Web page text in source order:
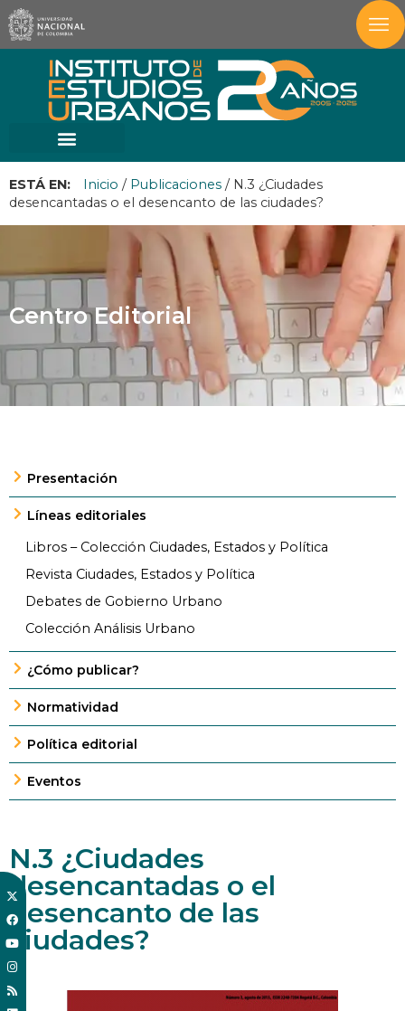
ESTÁ EN: Inicio / Publicaciones / N.3 ¿Ciudades
desencantadas o el desencanto de las ciudades?
Centro Editorial
Presentación
Líneas editoriales
Libros – Colección Ciudades, Estados y Política
Revista Ciudades, Estados y Política
Debates de Gobierno Urbano
Colección Análisis Urbano
¿Cómo publicar?
Normatividad
Política editorial
Eventos
N.3 ¿Ciudades
desencantadas o el
desencanto de las
ciudades?